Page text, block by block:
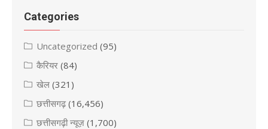
Categories
Uncategorized (95)
कैरियर (84)
खेल (321)
छत्तीसगढ़(16,456)
छत्तीसगढ़ी न्यूज़ (1,700)